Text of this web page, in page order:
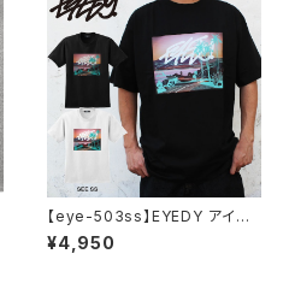
【eye-503ss】EYEDY アイデ
ィー SSメンズ レディース ユニ
セックス SEE 半袖 カットソー ブ
¥4,950